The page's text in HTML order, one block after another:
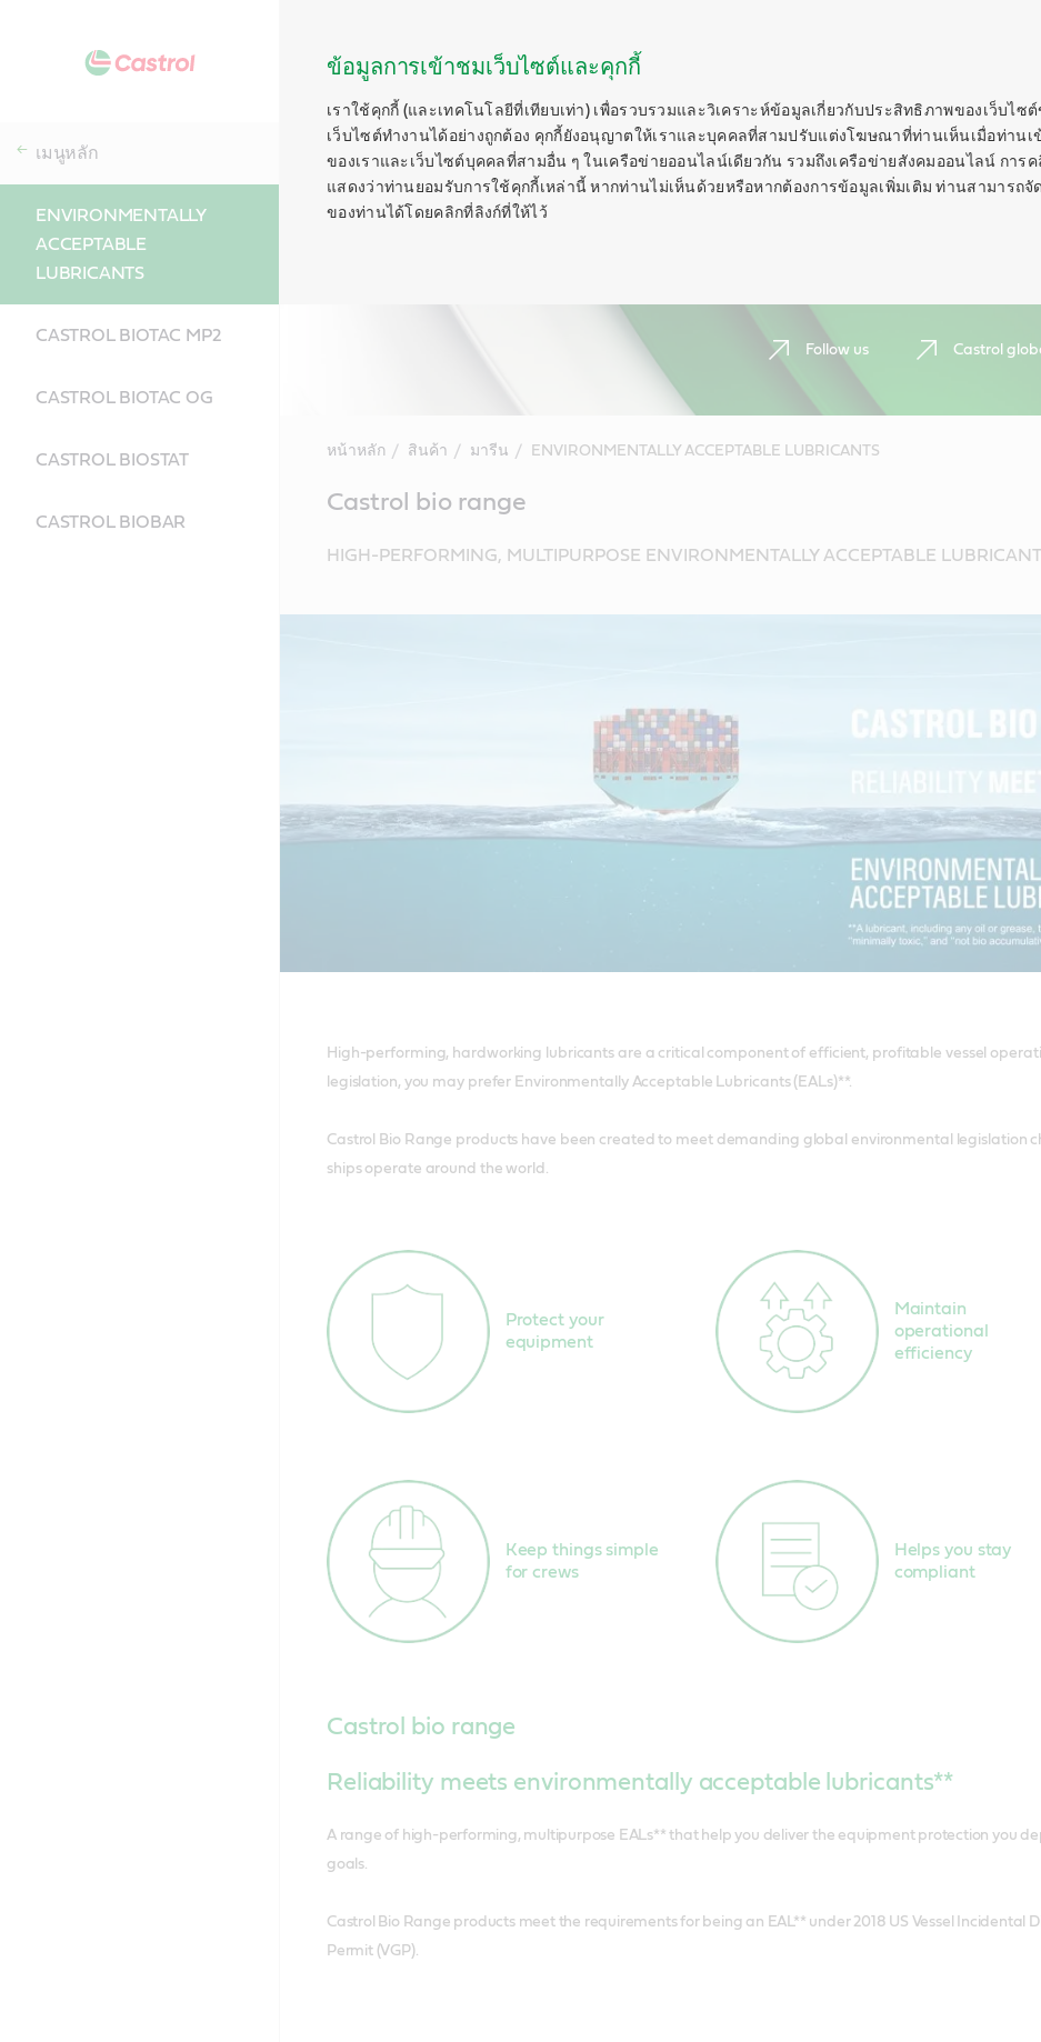
ข้อมูลการเข้าชมเว็บไซต์และคุกกี้
เราใช้คุกกี้ (และเทคโนโลยีที่เทียบเท่า) เพื่อรวบรวมและวิเคราะห์ข้อมูลเกี่ยวกับประสิทธิภาพของเว็บไซต์
เว็บไซต์ทำงานได้อย่างถูกต้อง คุกกี้ยังอนุญาตให้เราและบุคคลที่สามปรับแต่งโฆษณาที่ท่านเห็นเมื่อท่านเ
ของเราและเว็บไซต์บุคคลที่สามอื่น ๆ ในเครือข่ายออนไลน์เดียวกัน รวมถึงเครือข่ายสังคมออนไลน์ การค
แสดงว่าท่านยอมรับการใช้คุกกี้เหล่านี้ หากท่านไม่เห็นด้วยหรือหากต้องการข้อมูลเพิ่มเติม ท่านสามารถจั
ของท่านได้โดยคลิกที่ลิงก์ที่ให้ไว้
Follow us Castrol
เมนูหลัก
ENVIRONMENTALLY
ACCEPTABLE
LUBRICANTS
CASTROL BIOTAC MP2
CASTROL BIOTAC OG
CASTROL BIOSTAT
CASTROL BIOBAR
หน้าหลัก สินค้า มารีน ENVIRONMENTALLY ACCEPTABLE LUBRICANTS
ContentCastrol bio range
HIGH-PERFORMING, MULTIPURPOSE ENVIRONMENTALLY ACCEPTABLE
High-performing, hardworking lubricants are a critical component of efficient, profitable vessel
legislation, you may prefer Environmentally Acceptable Lubricants (EALs)**.
Castrol Bio Range products have been created to meet demanding global environmental legislation
ships operate around the world.
Protect your
equipment
Maintain
operational
efficiency
Keep things simple
for crews
Helps you stay
compliant
Castrol bio range
Reliability meets environmentally acceptable lubricants**
A range of high-performing, multipurpose EALs** that help you deliver the equipment protection you
goals.
Castrol Bio Range products meet the requirements for being an EAL** under 2018 US Vessel Incidental
Permit (VGP).